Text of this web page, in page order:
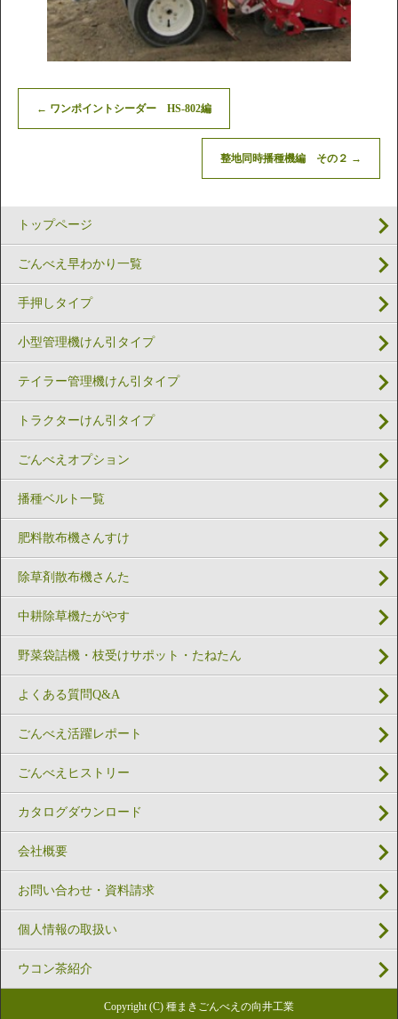
← ワンポイントシーダー HS-802編
整地同時播種機編 その２ →
トップページ
ごんべえ早わかり一覧
手押しタイプ
小型管理機けん引タイプ
テイラー管理機けん引タイプ
トラクターけん引タイプ
ごんべえオプション
播種ベルト一覧
肥料散布機さんすけ
除草剤散布機さんた
中耕除草機たがやす
野菜袋詰機・枝受けサポット・たねたん
よくある質問Q&A
ごんべえ活躍レポート
ごんべえヒストリー
カタログダウンロード
会社概要
お問い合わせ・資料請求
個人情報の取扱い
ウコン茶紹介
Copyright (C) 種まきごんべえの向井工業